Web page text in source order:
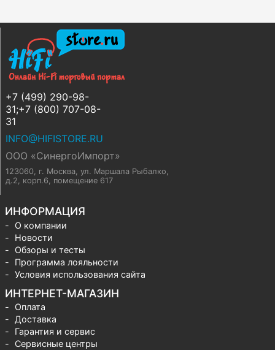
+7 (499) 290-98-
31;+7 (800) 707-08-
31
INFO@HIFISTORE.RU
ООО «СинергоИмпорт»
123060, г. Москва, ул. Маршала Рыбалко,
д.2, корп.6, помещение 617
ИНФОРМАЦИЯ
О компании
Новости
Обзоры и тесты
Программа лояльности
Условия использования сайта
ИНТЕРНЕТ-МАГАЗИН
Оплата
Доставка
Гарантия и сервис
Сервисные центры